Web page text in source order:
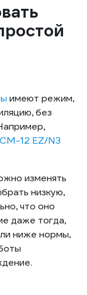
имеют режим,
без
12 EZ/N3
изменять
низкую,
что оно
даже тогда,
ниже нормы,